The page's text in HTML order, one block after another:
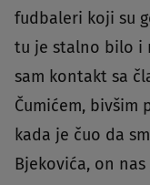
fudbaleri koji su
tu je stalno bilo i
sam kontakt sa
Čumićem, bivšim
kada je čuo da
Bjekovića, on